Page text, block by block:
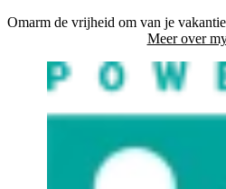
Omarm de vrijheid om van je
Meer over